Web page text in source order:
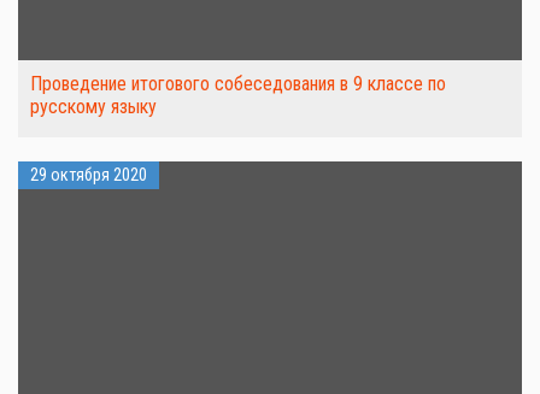
Проведение итогового собеседования в 9 классе по
русскому языку
29 октября 2020